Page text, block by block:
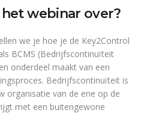
webinar over?
we je hoe je de Key2Control
BCMS (Bedrijfscontinuïteit
onderdeel maakt van een
Bedrijfscontinuïteit is
organisatie van de ene op de
met een buitengewone